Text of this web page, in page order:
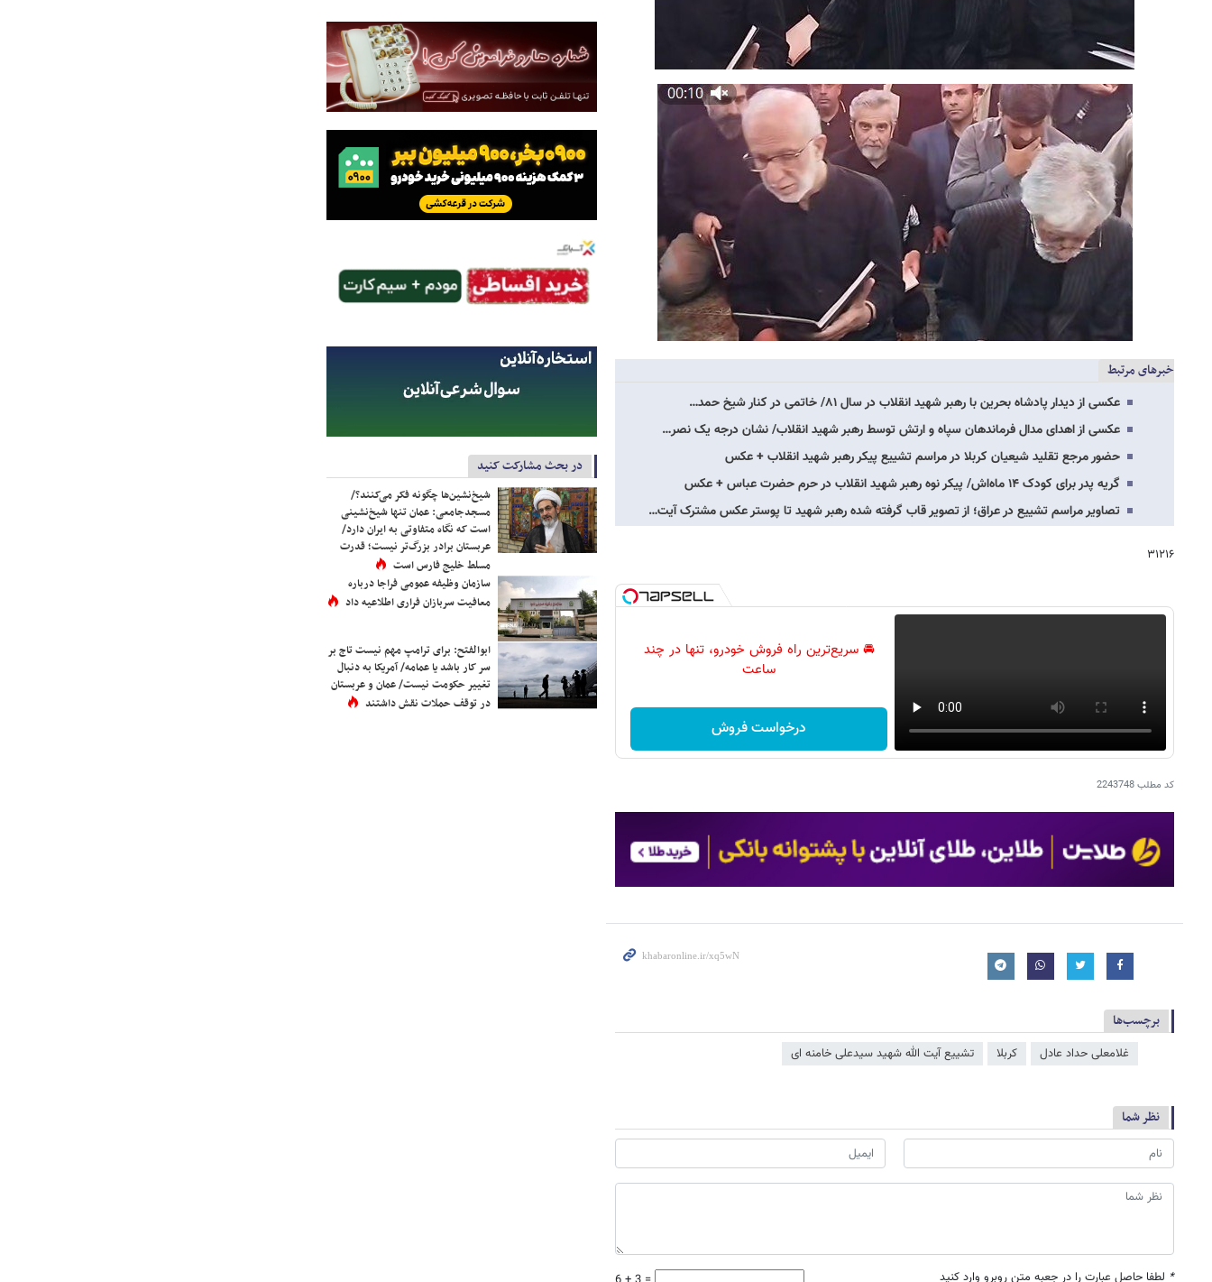
خبرهای مرتبط
عکسی از دیدار پادشاه بحرین با رهبر شهید انقلاب در سال ۸۱/ خاتمی در کنار شیخ‌ حمد…
عکسی از اهدای مدال فرماندهان سپاه و ارتش توسط رهبر شهید انقلاب/ نشان درجه یک نصر…
حضور مرجع تقلید شیعیان کربلا در مراسم تشییع پیکر رهبر شهید انقلاب + عکس
گریه پدر برای کودک ۱۴ ماه‌اش/ پیکر نوه رهبر شهید انقلاب در حرم حضرت عباس + عکس
تصاویر مراسم تشییع در عراق؛ از تصویر قاب گرفته شده رهبر شهید تا پوستر عکس مشترک آیت…
۳۱۲۱۶
🚘 سریع‌ترین راه فروش خودرو، تنها در چند
ساعت
درخواست فروش
کد مطلب2243748
برچسب‌ها
غلامعلی حداد عادل کربلا تشییع آیت الله شهید سیدعلی خامنه ای
نظر شما
* لطفا حاصل عبارت را در جعبه متن روبرو وارد کنید
در بحث مشارکت کنید
شیخ‌نشین‌ها چگونه فکر می‌کنند؟/
مسجدجامعی: عمان تنها شیخ‌نشینی
است که نگاه متفاوتی به ایران دارد/
عربستان برادر بزرگ‌تر نیست؛ قدرت
مسلط خلیج فارس است
سازمان وظیفه عمومی فراجا درباره
معافیت سربازان فراری اطلاعیه داد
ابوالفتح: برای ترامپ مهم نیست تاج بر
سر کار باشد یا عمامه/ آمریکا به دنبال
تغییر حکومت نیست/ عمان و عربستان
در توقف حملات نقش داشتند